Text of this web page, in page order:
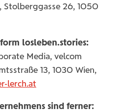
Stolberggasse 26, 1050
losleben.stories:
Media, velcom
13, 1030 Wien,
lerch.at
sind ferner: